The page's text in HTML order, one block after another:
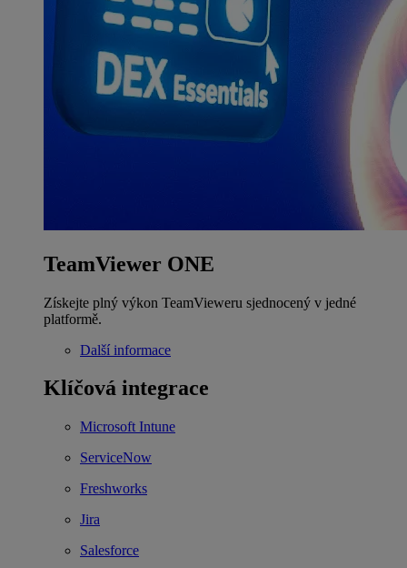
TeamViewer ONE
Získejte plný výkon TeamVieweru sjednocený v jedné
platformě.
Další informace
Klíčová integrace
Microsoft Intune
ServiceNow
Freshworks
Jira
Salesforce